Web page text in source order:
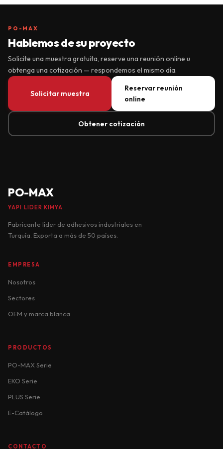
PO-MAX
Hablemos de su proyecto
Solicite una muestra gratuita, reserve una reunión online u
obtenga una cotización — respondemos el mismo día.
Solicitar muestra
Reservar reunión
online
Obtener cotización
PO-MAX
YAPI LIDER KIMYA
Fabricante líder de adhesivos industriales en
Turquía. Exporta a más de 50 países.
EMPRESA
Nosotros
Sectores
OEM y marca blanca
PRODUCTOS
PO-MAX Serie
EKO Serie
PLUS Serie
E-Catálogo
CONTACTO